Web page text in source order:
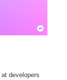
developers